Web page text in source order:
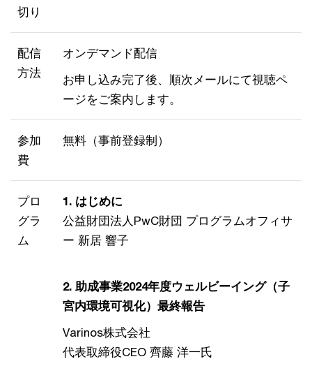
切り
配信
方法
オンデマンド配信
お申し込み完了後、順次メールにて視聴ペ
ージをご案内します。
参加
費
無料（事前登録制）
プロ
グラ
ム
1. はじめに
公益財団法人PwC財団 プログラムオフィサ
ー 新居 響子
2. 助成事業2024年度ウェルビーイング（子
宮内環境可視化）最終報告​
Varinos株式会社
代表取締役CEO 齊藤 洋一氏​